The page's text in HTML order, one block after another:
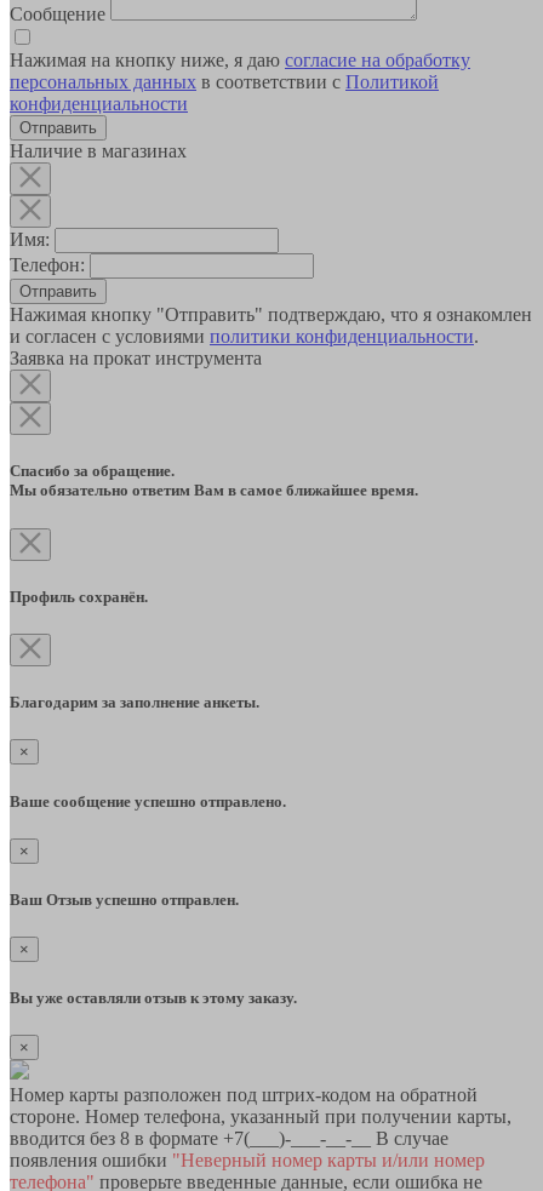
Сообщение
Нажимая на кнопку ниже, я даю согласие на обработку
персональных данных в соответствии с Политикой
конфиденциальности
Наличие в магазинах
Имя:
Телефон:
Отправить
Нажимая кнопку "Отправить" подтверждаю, что я ознакомлен
и согласен с условиями политики конфиденциальности.
Заявка на прокат инструмента
Спасибо за обращение.
Мы обязательно ответим Вам в самое ближайшее время.
Профиль сохранён.
Благодарим за заполнение анкеты.
×
Ваше сообщение успешно отправлено.
×
Ваш Отзыв успешно отправлен.
×
Вы уже оставляли отзыв к этому заказу.
×
Номер карты разположен под штрих-кодом на обратной
стороне. Номер телефона, указанный при получении карты,
вводится без 8 в формате +7(___)-___-__-__ В случае
появления ошибки "Неверный номер карты и/или номер
телефона" проверьте введенные данные, если ошибка не